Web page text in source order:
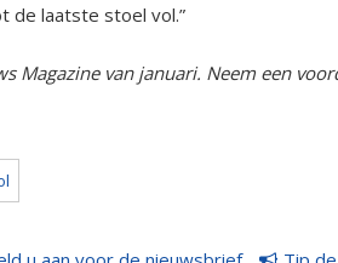
de laatste stoel vol.”
Magazine van januari. Neem een